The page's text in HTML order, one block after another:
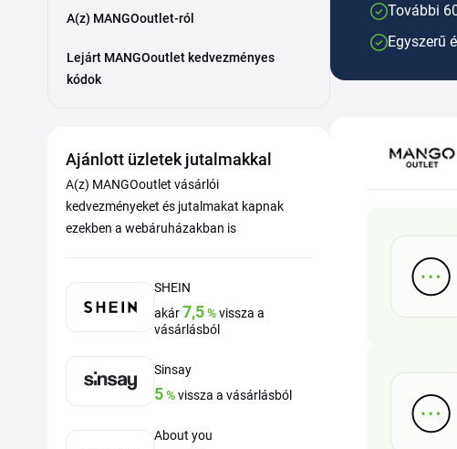
A(z) MANGOoutlet-ról
Lejárt MANGOoutlet kedvezményes
kódok
Ajánlott üzletek jutalmakkal
A(z) MANGOoutlet vásárlói
kedvezményeket és jutalmakat kapnak
ezekben a webáruházakban is
SHEIN
akár7,5%vissza a
vásárlásból
Sinsay
5%vissza a vásárlásból
About you
További
Egyszerű